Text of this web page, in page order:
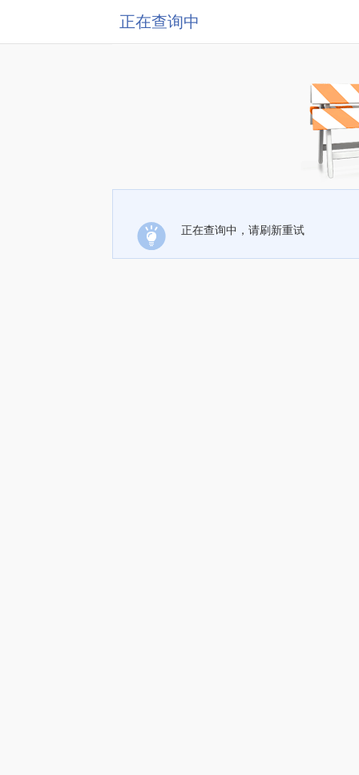
正在查询中
正在查询中，请刷新重试